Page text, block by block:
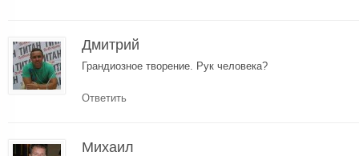
Дмитрий
Грандиозное творение. Рук человека?
Ответить
Михаил